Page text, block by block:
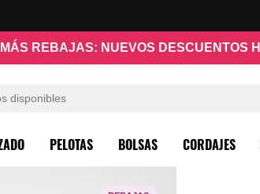
MÁS REBAJAS: NUEVOS DESCUENTOS
PELOTAS BOLSAS CORDAJES